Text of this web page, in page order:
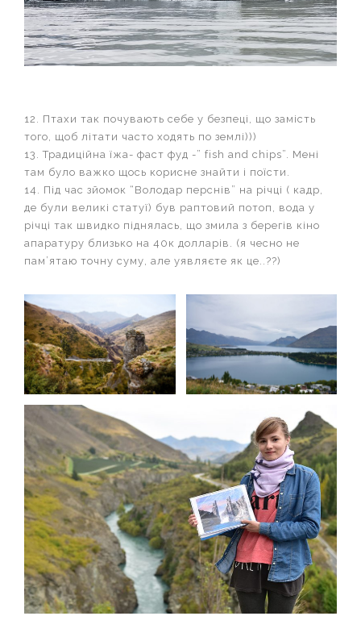
12. Птахи так почувають себе у безпеці, що замість
того, щоб літати часто ходять по землі)))
13. Традиційна їжа- фаст фуд -” fish and chips”. Мені
там було важко щось корисне знайти і поїсти.
14. Під час зйомок “Володар перснів” на річці ( кадр,
де були великі статуї) був раптовий потоп, вода у
річці так швидко піднялась, що змила з берегів кіно
апаратуру близько на 40к долларів. (я чесно не
пам’ятаю точну суму, але уявляєте як це..??)